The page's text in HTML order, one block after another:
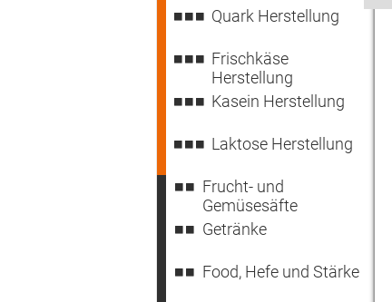
Quark Herstellung
Frischkäse
Herstellung
Kasein Herstellung
Laktose Herstellung
Frucht- und
Gemüsesäfte
Getränke
Food, Hefe und Stärke